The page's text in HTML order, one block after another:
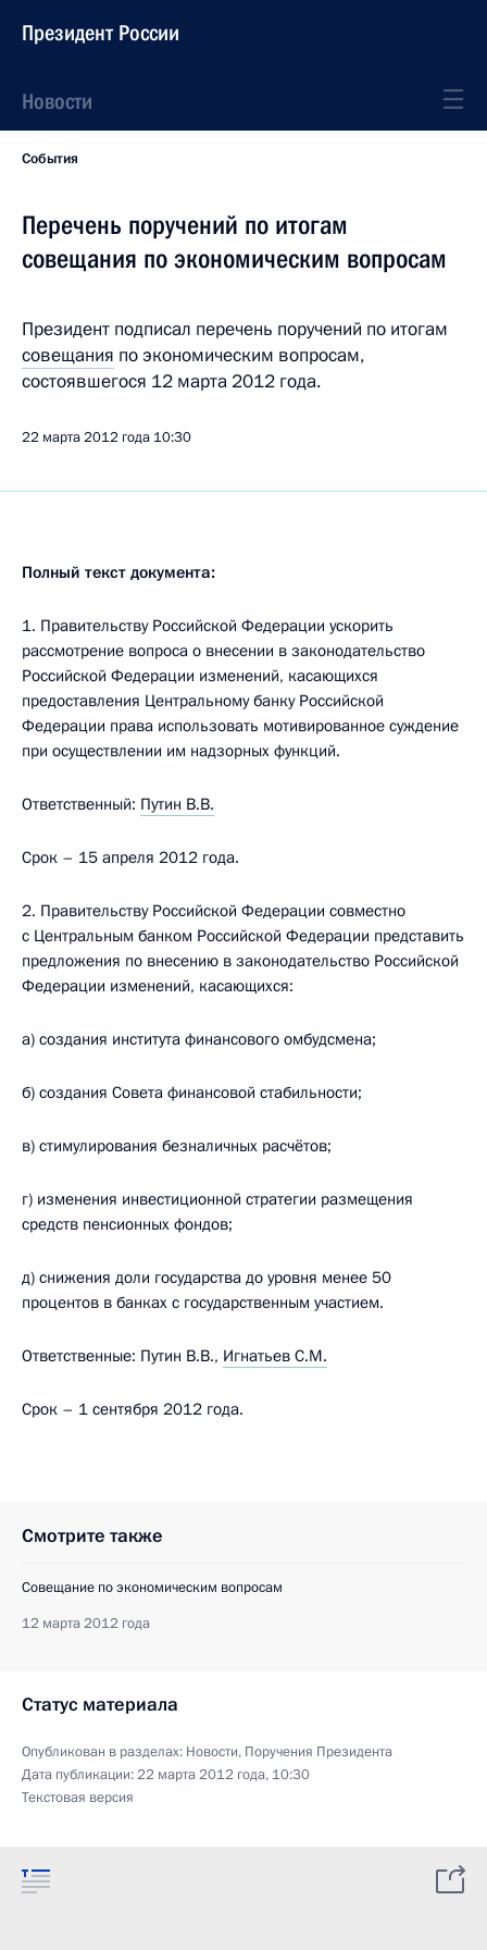
Президент России
Новости
События
Перечень поручений по итогам
совещания по экономическим вопросам
Президент подписал перечень поручений по итогам
совещания по экономическим вопросам,
состоявшегося 12 марта 2012 года.
22 марта 2012 года 10:30
Полный текст документа:
1. Правительству Российской Федерации ускорить
рассмотрение вопроса о внесении в законодательство
Российской Федерации изменений, касающихся
предоставления Центральному банку Российской
Федерации права использовать мотивированное суждение
при осуществлении им надзорных функций.
Ответственный: Путин В.В.
Срок – 15 апреля 2012 года.
2. Правительству Российской Федерации совместно
с Центральным банком Российской Федерации представить
предложения по внесению в законодательство Российской
Федерации изменений, касающихся:
а) создания института финансового омбудсмена;
б) создания Совета финансовой стабильности;
в) стимулирования безналичных расчётов;
г) изменения инвестиционной стратегии размещения
средств пенсионных фондов;
д) снижения доли государства до уровня менее 50
процентов в банках с государственным участием.
Ответственные: Путин В.В., Игнатьев С.М.
Срок – 1 сентября 2012 года.
Смотрите также
Совещание по экономическим вопросам
12 марта 2012 года
Статус материала
Опубликован в разделах: Новости, Поручения Президента
Дата публикации:22 марта 2012 года, 10:30
Текстовая версия